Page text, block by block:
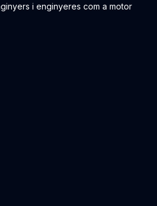
i enginyeres com a motor